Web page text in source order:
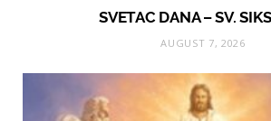
SVETAC DANA – SV.
AUGUST 7, 2026